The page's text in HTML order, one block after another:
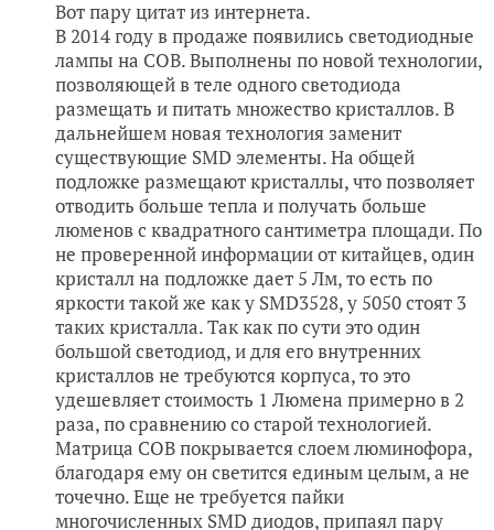
Вот пару цитат из интернета.
В 2014 году в продаже появились светодиодные
лампы на COB. Выполнены по новой технологии,
позволяющей в теле одного светодиода
размещать и питать множество кристаллов. В
дальнейшем новая технология заменит
существующие SMD элементы. На общей
подложке размещают кристаллы, что позволяет
отводить больше тепла и получать больше
люменов с квадратного сантиметра площади. По
не проверенной информации от китайцев, один
кристалл на подложке дает 5 Лм, то есть по
яркости такой же как у SMD3528, у 5050 стоят 3
таких кристалла. Так как по сути это один
большой светодиод, и для его внутренних
кристаллов не требуются корпуса, то это
удешевляет стоимость 1 Люмена примерно в 2
раза, по сравнению со старой технологией.
Матрица COB покрывается слоем люминофора,
благодаря ему он светится единым целым, а не
точечно. Еще не требуется пайки
многочисленных SMD диодов, припаял пару